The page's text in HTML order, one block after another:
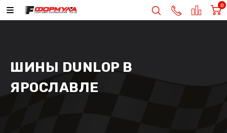
0
ШИНЫ DUNLOP В
ЯРОСЛАВЛЕ